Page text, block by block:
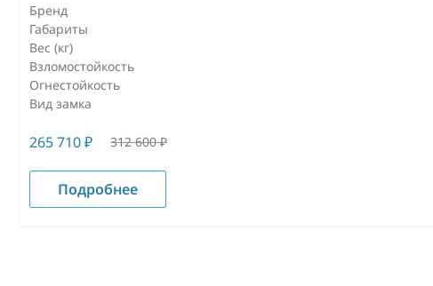
Бренд
Габариты
Вес (кг)
Взломостойкость
Огнестойкость
Вид замка
265 710₽ 312 600₽
Подробнее